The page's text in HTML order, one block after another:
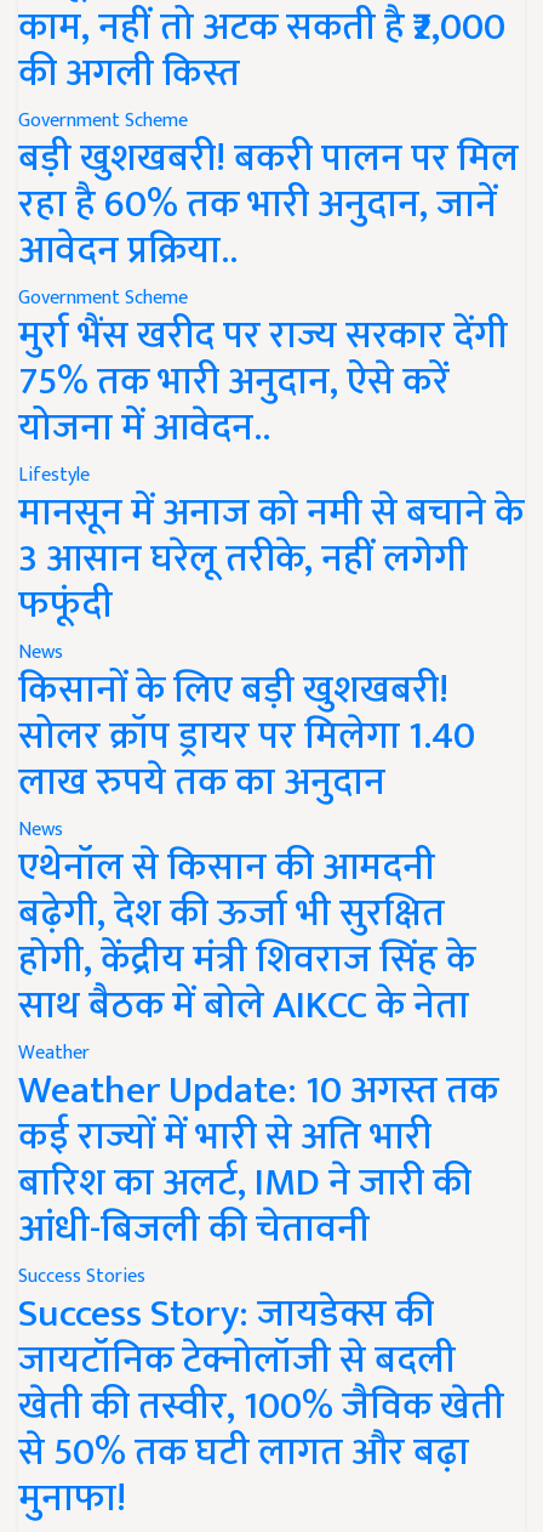
काम, नहीं तो अटक सकती है ₹2,000
की अगली किस्त
Government Scheme
बड़ी खुशखबरी! बकरी पालन पर मिल
रहा है 60% तक भारी अनुदान, जानें
आवेदन प्रक्रिया..
Government Scheme
मुर्रा भैंस खरीद पर राज्य सरकार देंगी
75% तक भारी अनुदान, ऐसे करें
योजना में आवेदन..
Lifestyle
मानसून में अनाज को नमी से बचाने के
3 आसान घरेलू तरीके, नहीं लगेगी
फफूंदी
News
किसानों के लिए बड़ी खुशखबरी!
सोलर क्रॉप ड्रायर पर मिलेगा 1.40
लाख रुपये तक का अनुदान
News
एथेनॉल से किसान की आमदनी
बढ़ेगी, देश की ऊर्जा भी सुरक्षित
होगी, केंद्रीय मंत्री शिवराज सिंह के
साथ बैठक में बोले AIKCC के नेता
Weather
Weather Update: 10 अगस्त तक
कई राज्यों में भारी से अति भारी
बारिश का अलर्ट, IMD ने जारी की
आंधी-बिजली की चेतावनी
Success Stories
Success Story: जायडेक्स की
जायटॉनिक टेक्नोलॉजी से बदली
खेती की तस्वीर, 100% जैविक खेती
से 50% तक घटी लागत और बढ़ा
मुनाफा!